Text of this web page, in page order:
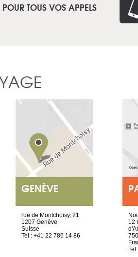
TOUS VOS APPELS
GENÈVE
rue de Montchoisy, 21
1207 Genève
Suisse
Tel : +41 22 786 14 86
12
Tel